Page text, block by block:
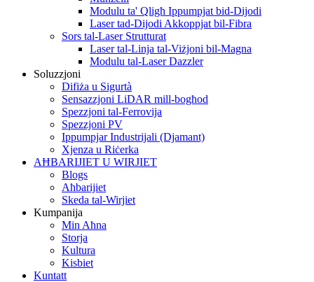
Modulu ta' Qligħ Ippumpjat bid-Dijodi
Laser tad-Dijodi Akkoppjat bil-Fibra
Sors tal-Laser Strutturat
Laser tal-Linja tal-Viżjoni bil-Magna
Modulu tal-Laser Dazzler
Soluzzjoni
Difiża u Sigurtà
Sensazzjoni LiDAR mill-bogħod
Spezzjoni tal-Ferrovija
Spezzjoni PV
Ippumpjar Industrijali (Djamant)
Xjenza u Riċerka
AĦBARIJIET U WIRJIET
Blogs
Aħbarijiet
Skeda tal-Wirjiet
Kumpanija
Min Aħna
Storja
Kultura
Kisbiet
Kuntatt